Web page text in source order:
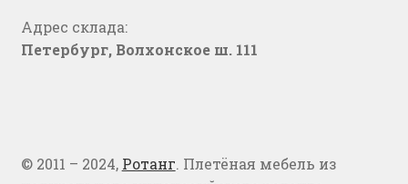
Адрес склада:
Петербург, Волхонское ш. 111
© 2011 – 2024, Ротанг. Плетёная мебель из